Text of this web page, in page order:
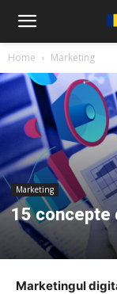
Home Marketing
Marketing
15 concepte
Marketingul